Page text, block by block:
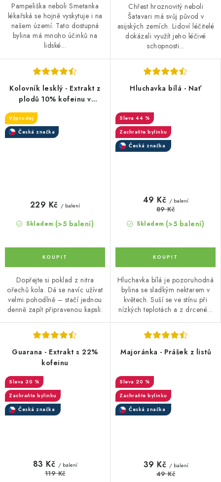
Pampeliška neboli Smetanka
lékařská se hojně vyskytuje i na
našem území. Tato dostupná
bylina má mnoho účinků na
lidské...
Chřest hroznovitý neboli
Šatavari má svůj původ v
asijských zemích. Lidoví léčitelé
dokázali využít jeho léčivé
schopnosti...
Kolovník lesklý - Extrakt z
plodů 10% kofeinu v
Výprodej
Česká značka
Skladem (>5 balení)
229 Kč / balení
Dopřejte si poklad z nitra
ořechů kola. Dá se navíc užívat
velmi pohodlně – stačí jednou
denně zapít připravenou kapsli.
Hluchavka bílá - Nať
44 %
Zachraňte bylinku
Česká značka
Skladem (>5 balení)
49 Kč / balení
89 Kč
Hluchavka bílá je pozoruhodná
bylina se sladkým nektarem v
květech. Suší se ve stínu při
nízkých teplotách a z drcené...
Guarana - Extrakt s 22%
kofeinu
30 %
Zachraňte bylinku
Česká značka
83 Kč / balení
119 Kč
Majoránka - Prášek z listů
20 %
Zachraňte bylinku
Česká značka
39 Kč / balení
49 Kč